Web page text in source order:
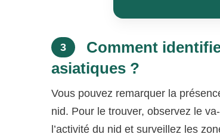
3
Comment
asiatiques ?
Vous pouvez remarquer la
nid. Pour le trouver, observez le
l’activité du nid et surveillez les